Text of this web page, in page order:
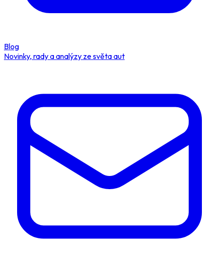
Blog
Novinky, rady a analýzy ze světa aut